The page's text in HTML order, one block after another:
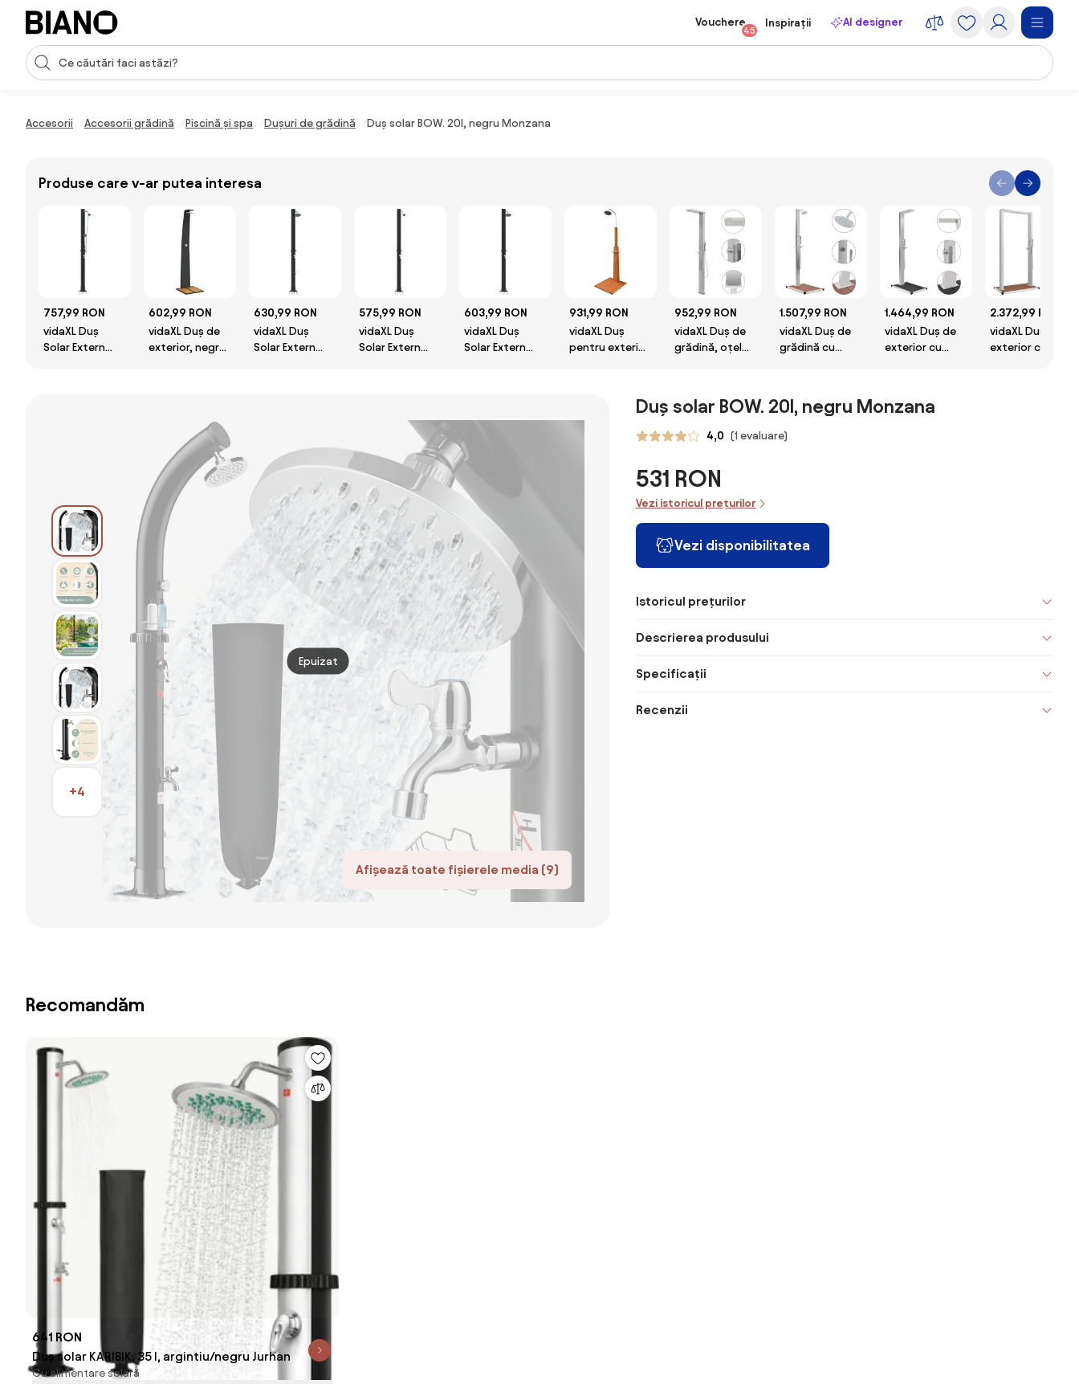
Sari peste navigare, accesează conținutul
Introducerea căutării
Vouchere
45
Inspirații AI designer
Accesorii Accesorii grădină Piscină și spa Dușuri de grădină Duș solar BOW. 20l, negru Monzana
Produse care v-ar putea interesa
757,99 RON
vidaXL Duș
Solar Extern
602,99 RON
vidaXL Duș de
exterior, negru,
630,99 RON
vidaXL Duș
Solar Extern
575,99 RON
vidaXL Duș
Solar Extern
603,99 RON
vidaXL Duș
Solar Extern
931,99 RON
vidaXL Duș
pentru exterior
952,99 RON
vidaXL Duș de
grădină, oțel
1.507,99 RON
vidaXL Duș de
grădină cu
1.464,99 RON
vidaXL Duș de
exterior cu
2.372,99 RON
vidaXL Duș de
exterior cu
+4
Afișează toate fișierele media (9)
Epuizat
Duș solar BOW. 20l, negru Monzana
4,0 (1 evaluare)
531 RON
Vezi istoricul prețurilor
Vezi disponibilitatea
Istoricul prețurilor
Descrierea produsului
Specificații
Recenzii
Recomandăm
641 RON
Duș solar KARIBIK, 35 l, argintiu/negru Jurhan
Cu alimentare solară